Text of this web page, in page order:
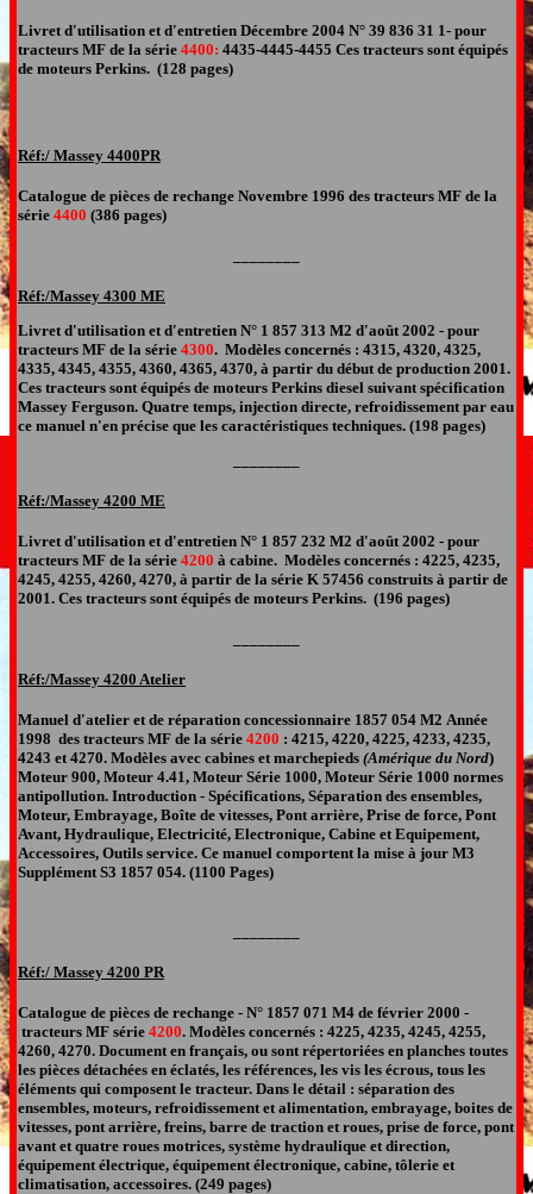
Livret d'utilisation et d'entretien Décembre 2004 N° 39 836 31 1- pour
tracteurs MF de la série 4400: 4435-4445-4455 Ces tracteurs sont équipés
de moteurs Perkins. (128 pages)
Réf:/ Massey 4400PR
Catalogue de pièces de rechange Novembre 1996 des tracteurs MF de la
série 4400 (386 pages)
Réf:/Massey 4300 ME
Livret d'utilisation et d'entretien N° 1 857 313 M2 d'août 2002 - pour
tracteurs MF de la série 4300. Modèles concernés : 4315, 4320, 4325,
4335, 4345, 4355, 4360, 4365, 4370, à partir du début de production 2001.
Ces tracteurs sont équipés de moteurs Perkins diesel suivant spécification
Massey Ferguson. Quatre temps, injection directe, refroidissement par eau
ce manuel n'en précise que les caractéristiques techniques. (198 pages)
Réf:/Massey 4200 ME
Livret d'utilisation et d'entretien N° 1 857 232 M2 d'août 2002 - pour
tracteurs MF de la série 4200 à cabine. Modèles concernés : 4225, 4235,
4245, 4255, 4260, 4270, à partir de la série K 57456 construits à partir de
2001. Ces tracteurs sont équipés de moteurs Perkins. (196 pages)
Réf:/Massey 4200 Atelier
Manuel d'atelier et de réparation concessionnaire 1857 054 M2 Année
1998 des tracteurs MF de la série 4200 : 4215, 4220, 4225, 4233, 4235,
4243 et 4270. Modèles avec cabines et marchepieds (Amérique du Nord)
Moteur 900, Moteur 4.41, Moteur Série 1000, Moteur Série 1000 normes
antipollution. Introduction - Spécifications, Séparation des ensembles,
Moteur, Embrayage, Boîte de vitesses, Pont arrière, Prise de force, Pont
Avant, Hydraulique, Electricité, Electronique, Cabine et Equipement,
Accessoires, Outils service. Ce manuel comportent la mise à jour M3
Supplément S3 1857 054. (1100 Pages)
Réf:/ Massey 4200 PR
Catalogue de pièces de rechange - N° 1857 071 M4 de février 2000 -
tracteurs MF série 4200. Modèles concernés : 4225, 4235, 4245, 4255,
4260, 4270. Document en français, ou sont répertoriées en planches toutes
les pièces détachées en éclatés, les références, les vis les écrous, tous les
éléments qui composent le tracteur. Dans le détail : séparation des
ensembles, moteurs, refroidissement et alimentation, embrayage, boites de
vitesses, pont arrière, freins, barre de traction et roues, prise de force, pont
avant et quatre roues motrices, système hydraulique et direction,
équipement électrique, équipement électronique, cabine, tôlerie et
climatisation, accessoires. (249 pages)